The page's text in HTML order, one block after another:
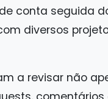
conta seguida
diversos
a revisar não